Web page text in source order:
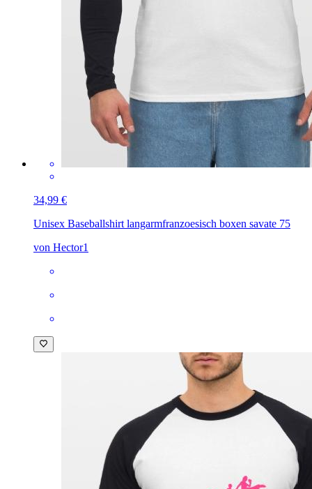
34,99 €
Unisex Baseballshirt langarmfranzoesisch boxen savate 75
von Hector1